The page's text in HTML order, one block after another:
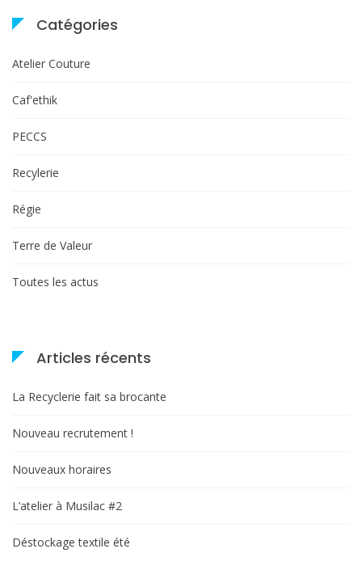
Pierre
Catégories
Atelier Couture
Caf'ethik
PECCS
Recylerie
Régie
Terre de Valeur
Toutes les actus
Articles récents
La Recyclerie fait sa brocante
Nouveau recrutement !
Nouveaux horaires
L’atelier à Musilac #2
Déstockage textile été